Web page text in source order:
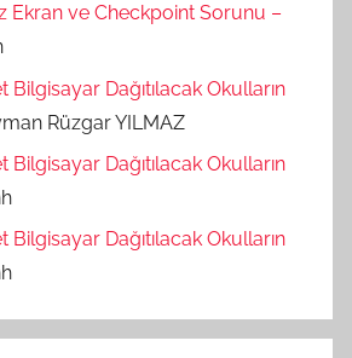
Ekran ve Checkpoint Sorunu –
Bilgisayar Dağıtılacak Okulların
Rüzgar YILMAZ
Bilgisayar Dağıtılacak Okulların
Bilgisayar Dağıtılacak Okulların